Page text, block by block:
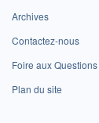
Archives
Contactez-nous
Foire aux Questions
Plan du site